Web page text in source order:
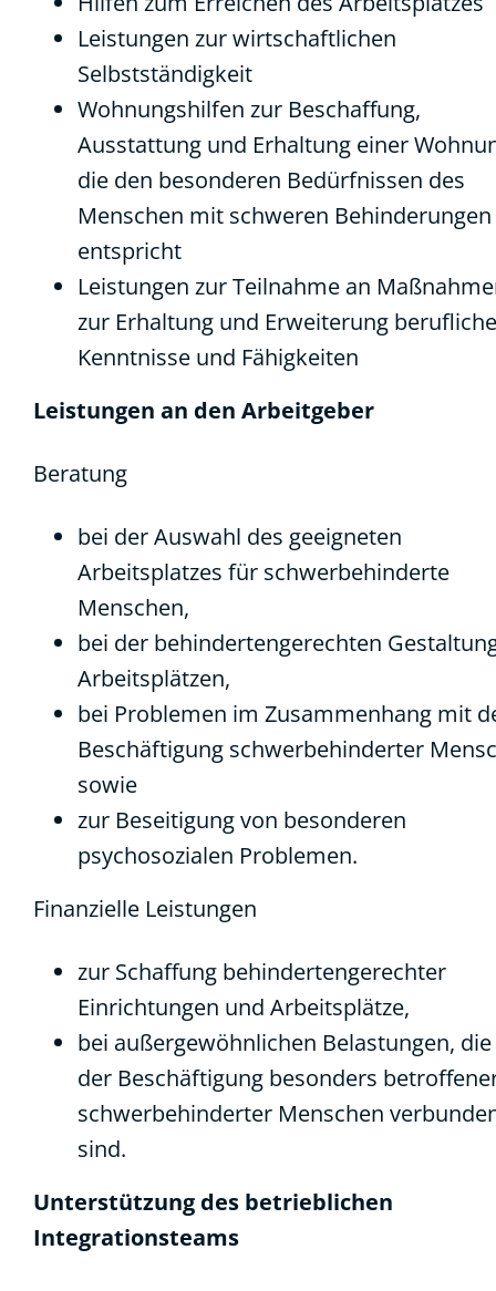
Leistungen zur wirtschaftlichen
Selbstständigkeit
Wohnungshilfen zur Beschaffung,
Ausstattung und Erhaltung einer
die den besonderen Bedürfnissen des
Menschen mit schweren Behinderungen
entspricht
Leistungen zur Teilnahme an
zur Erhaltung und Erweiterung
Kenntnisse und Fähigkeiten
Leistungen an den Arbeitgeber
Beratung
bei der Auswahl des geeigneten
Arbeitsplatzes für schwerbehinderte
Menschen,
bei der behindertengerechten
Arbeitsplätzen,
bei Problemen im Zusammenhang mit
Beschäftigung schwerbehinderter
sowie
zur Beseitigung von besonderen
psychosozialen Problemen.
Finanzielle Leistungen
zur Schaffung behindertengerechter
Einrichtungen und Arbeitsplätze,
bei außergewöhnlichen Belastungen,
der Beschäftigung besonders
schwerbehinderter Menschen
sind.
Unterstützung des betrieblichen
Integrationsteams